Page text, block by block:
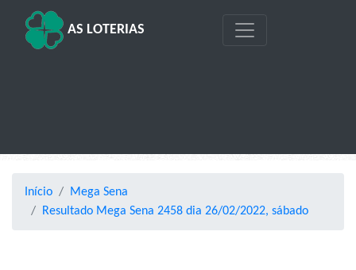
AS LOTERIAS
Início
Mega Sena
Resultado Mega Sena 2458 dia 26/02/2022, sábado